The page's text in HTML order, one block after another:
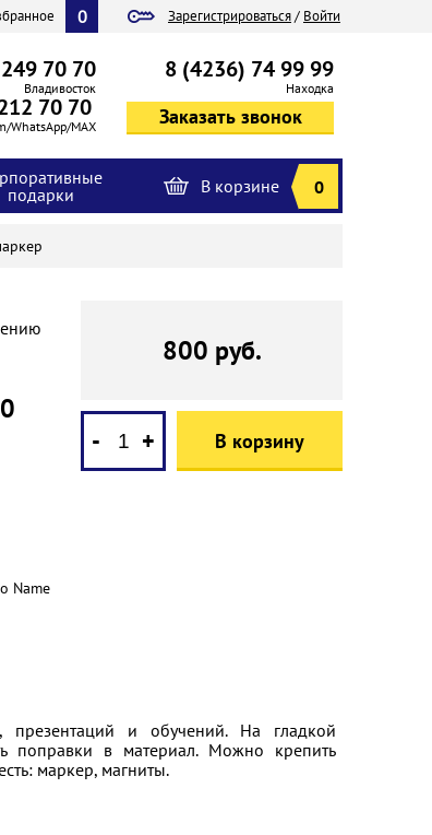
Зарегистрироваться/ Войти
0
70 70
Владивосток
70 70
WhatsApp/MAX
8 (4236) 74 99 99
Находка
подарки
В корзине 0
Name
800 руб.
- + В корзину
презентаций и обучений. На гладкой
поправки в материал. Можно крепить
маркер, магниты.